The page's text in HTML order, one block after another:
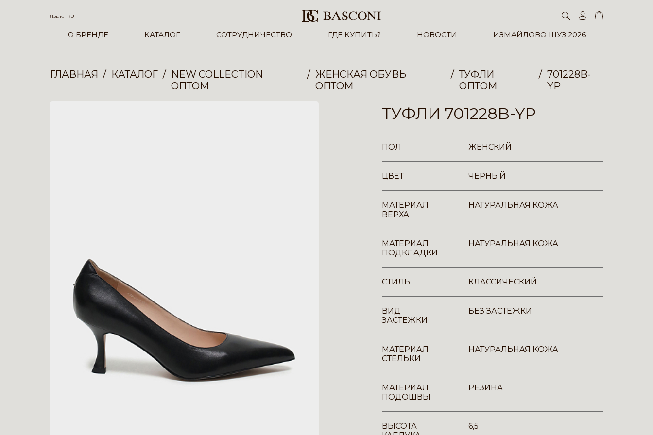
Язык: RU
О БРЕНДЕ КАТАЛОГ СОТРУДНИЧЕСТВО ГДЕ КУПИТЬ? НОВОСТИ ИЗМАЙЛОВО ШУЗ 2026
ГЛАВНАЯ КАТАЛОГ
NEW COLLECTION
ОПТОМ
ЖЕНСКАЯ ОБУВЬ
ОПТОМ
ТУФЛИ
ОПТОМ
701228B-
YP
ТУФЛИ 701228B-YP
ПОЛ ЖЕНСКИЙ
ЦВЕТ ЧЕРНЫЙ
МАТЕРИАЛ
ВЕРХА
НАТУРАЛЬНАЯ КОЖА
МАТЕРИАЛ
ПОДКЛАДКИ
НАТУРАЛЬНАЯ КОЖА
СТИЛЬ КЛАССИЧЕСКИЙ
ВИД
ЗАСТЕЖКИ
БЕЗ ЗАСТЕЖКИ
МАТЕРИАЛ
СТЕЛЬКИ
НАТУРАЛЬНАЯ КОЖА
МАТЕРИАЛ
ПОДОШВЫ
РЕЗИНА
ВЫСОТА
6,5